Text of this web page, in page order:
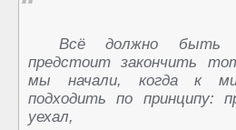
Всё должно быть
предстоит закончить
мы начали, когда к
подходить по принципу:
уехал,